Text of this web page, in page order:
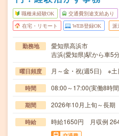
職種未経験OK 交通費別途支給あり
在宅・リモート WEB登録OK 派
勤務地
愛知県高浜市
吉浜(愛知県)駅から車5
曜日頻度 月～金・祝(週5日) ※土
時間 08:00～17:00(実働8時
期間 2026年10月上旬～長期
時給 時給1650円 月収例